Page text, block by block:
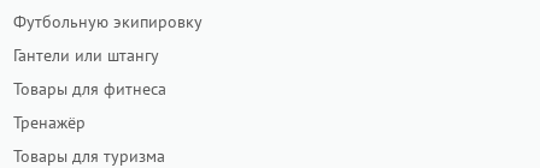
Футбольную экипировку
Гантели или штангу
Товары для фитнеса
Тренажёр
Товары для туризма